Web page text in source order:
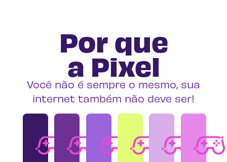
Por que
a Pixel
Você não é sempre o mesmo, sua
internet também não deve ser!